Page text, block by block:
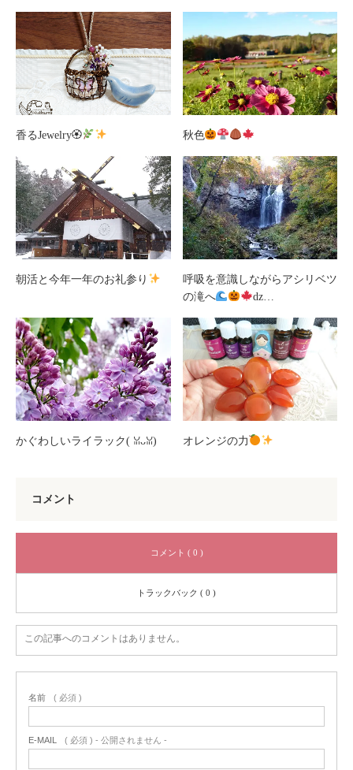
香るJewelry🏵 秋色
朝活と今年一年のお礼参り
呼吸を意識しながらアシリベツ
の滝へ
ǳ…
かぐわしいライラック(⁠ ⁠ꈍ⁠ᴗ⁠ꈍ⁠) オレンジの力
コメント
コメント ( 0 )
トラックバック ( 0 )
この記事へのコメントはありません。
名前 ( 必須 )
E-MAIL ( 必須 ) - 公開されません -